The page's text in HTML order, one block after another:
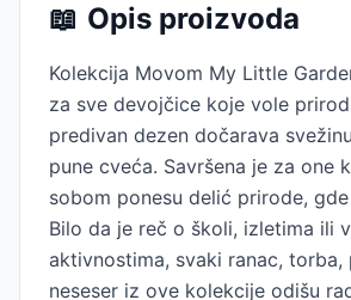
📖 Opis proizvoda
Kolekcija Movom My Little
za sve devojčice koje vole
predivan dezen dočarava
pune cveća. Savršena je za one
sobom ponesu delić prirode,
Bilo da je reč o školi, izletima ili
aktivnostima, svaki ranac, torba,
neseser iz ove kolekcije odišu